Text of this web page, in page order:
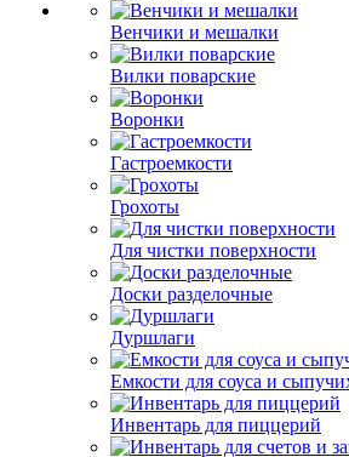
Венчики и мешалки
Вилки поварские
Воронки
Гастроемкости
Грохоты
Для чистки поверхности
Доски разделочные
Дуршлаги
Емкости для соуса и
Инвентарь для пиццерий